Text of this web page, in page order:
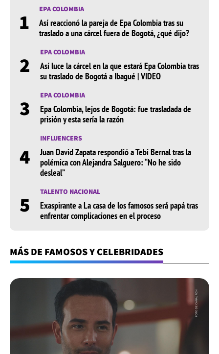
1 EPA COLOMBIA
Así reaccionó la pareja de Epa Colombia tras su
traslado a una cárcel fuera de Bogotá, ¿qué dijo?
2 EPA COLOMBIA
Así luce la cárcel en la que estará Epa Colombia tras
su traslado de Bogotá a Ibagué | VIDEO
3 EPA COLOMBIA
Epa Colombia, lejos de Bogotá: fue trasladada de
prisión y esta sería la razón
4
INFLUENCERS
Juan David Zapata respondió a Tebi Bernal tras la
polémica con Alejandra Salguero: “No he sido
desleal”
5 TALENTO NACIONAL
Exaspirante a La casa de los famosos será papá tras
enfrentar complicaciones en el proceso
MÁS DE FAMOSOS Y CELEBRIDADES